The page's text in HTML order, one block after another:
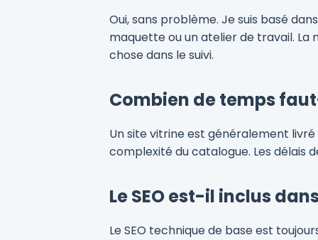
Oui, sans problème. Je suis basé
maquette ou un atelier de travail.
chose dans le suivi.
Combien de temps
Un site vitrine est généralement
complexité du catalogue. Les délais
Le SEO est-il inclus
Le SEO technique de base est